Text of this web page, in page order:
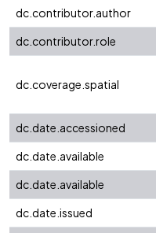
dc.contributor.author
dc.contributor.role
dc.coverage.spatial
dc.date.accessioned
dc.date.available
dc.date.available
dc.date.issued